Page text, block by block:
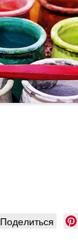
Поделиться